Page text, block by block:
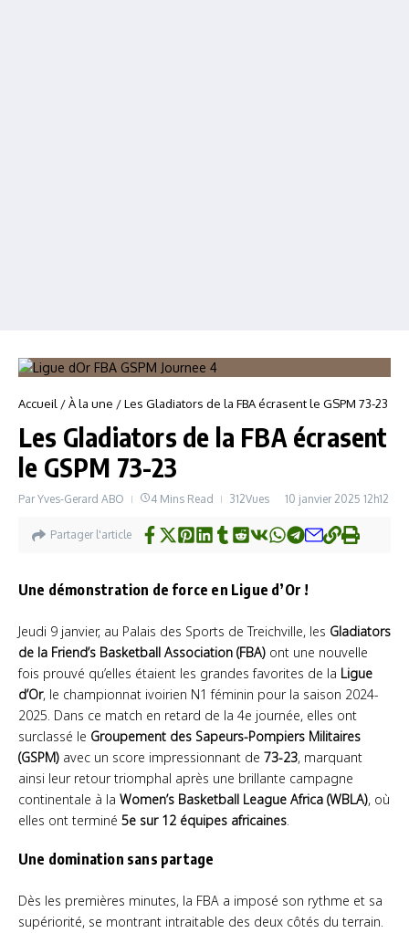
Accueil /À la une /Les Gladiators de la FBA écrasent le GSPM 73-23
Les Gladiators de la FBA écrasent
le GSPM 73-23
ParYves-Gerard ABO 4 Mins Read 312Vues 10 janvier 2025 12h12
Partager l'article
Une démonstration de force en Ligue d’Or !
Jeudi 9 janvier, au Palais des Sports de Treichville, les Gladiators
de la Friend’s Basketball Association (FBA) ont une nouvelle
fois prouvé qu’elles étaient les grandes favorites de la Ligue
d’Or, le championnat ivoirien N1 féminin pour la saison 2024-
2025. Dans ce match en retard de la 4e journée, elles ont
surclassé le Groupement des Sapeurs-Pompiers Militaires
(GSPM) avec un score impressionnant de 73-23, marquant
ainsi leur retour triomphal après une brillante campagne
continentale à la Women’s Basketball League Africa (WBLA), où
elles ont terminé 5e sur 12 équipes africaines.
Une domination sans partage
Dès les premières minutes, la FBA a imposé son rythme et sa
supériorité, se montrant intraitable des deux côtés du terrain.